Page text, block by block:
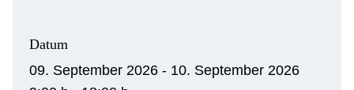
Datum
09. September 2026 - 10. September 2026